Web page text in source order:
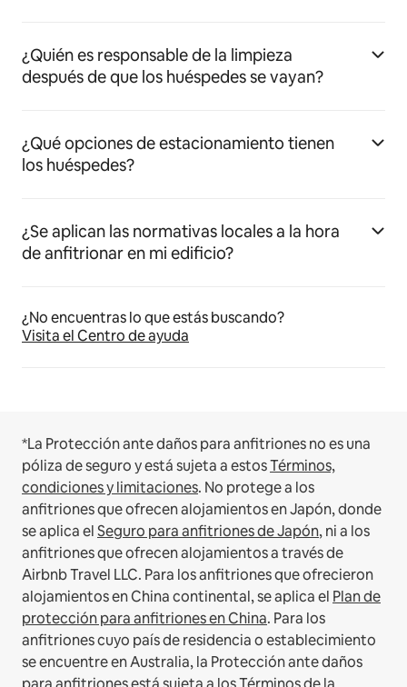
¿Quién es responsable de la limpieza
después de que los huéspedes se vayan?
¿Qué opciones de estacionamiento tienen
los huéspedes?
¿Se aplican las normativas locales a la hora
de anfitrionar en mi edificio?
¿No encuentras lo que estás buscando?
Visita el Centro de ayuda
*La Protección ante daños para anfitriones no es una
póliza de seguro y está sujeta a estosTérminos,
condiciones y limitaciones. No protege a los
anfitriones que ofrecen alojamientos en Japón, donde
se aplica elSeguro para anfitriones de Japón, ni a los
anfitriones que ofrecen alojamientos a través de
Airbnb Travel LLC. Para los anfitriones que ofrecieron
alojamientos en China continental, se aplica el Plan de
protección para anfitriones en China. Para los
anfitriones cuyo país de residencia o establecimiento
se encuentre en Australia, la Protección ante daños